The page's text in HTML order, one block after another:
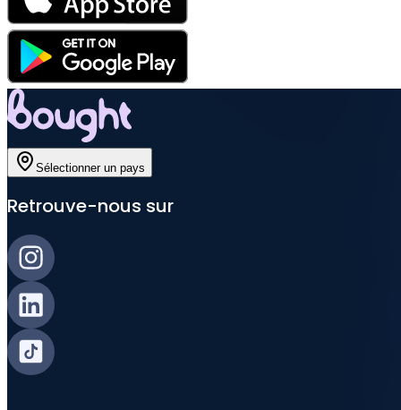
Sélectionner un pays
Retrouve-nous sur